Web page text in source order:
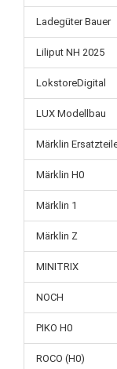
Ladegüter Bauer
Liliput NH 2025
LokstoreDigital
LUX Modellbau
Märklin
Märklin H0
Märklin 1
Märklin Z
MINITRIX
NOCH
PIKO H0
ROCO (H0)